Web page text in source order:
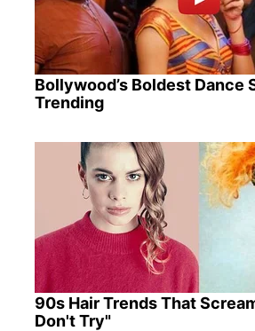
Bollywood’s Boldest Dance
Trending
90s Hair Trends That
Don't Try"